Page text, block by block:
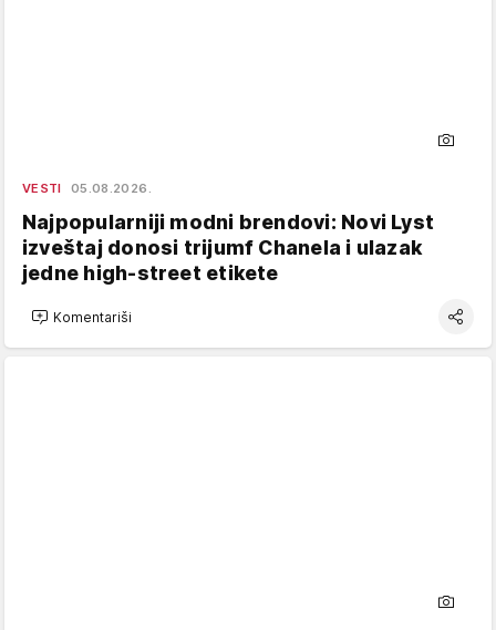
VESTI 05.08.2026.
Najpopularniji modni brendovi: Novi Lyst
izveštaj donosi trijumf Chanela i ulazak
jedne high-street etikete
Komentariši